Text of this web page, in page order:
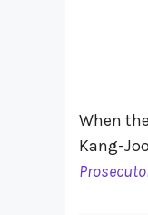
When
Kang-